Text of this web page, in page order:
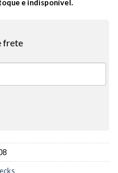
e indisponível.
frete